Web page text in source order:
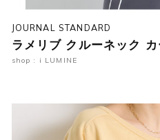
JOURNAL STANDARD
ラメリブ クルーネック
shop : i LUMINE